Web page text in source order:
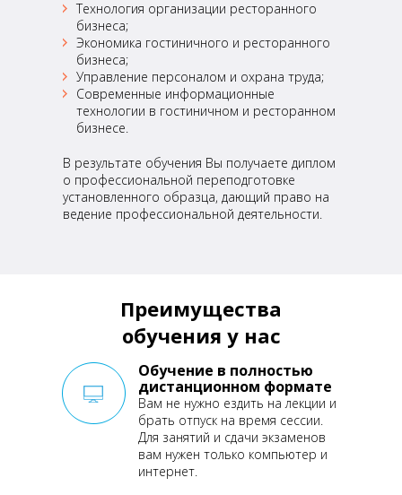
Технология организации ресторанного
бизнеса;
Экономика гостиничного и ресторанного
бизнеса;
Управление персоналом и охрана труда;
Современные информационные
технологии в гостиничном и ресторанном
бизнесе.
В результате обучения Вы получаете диплом
о профессиональной переподготовке
установленного образца, дающий право на
ведение профессиональной деятельности.
Преимущества
обучения у нас
Обучение в полностью
дистанционном формате
Вам не нужно ездить на лекции и
брать отпуск на время сессии.
Для занятий и сдачи экзаменов
вам нужен только компьютер и
интернет.